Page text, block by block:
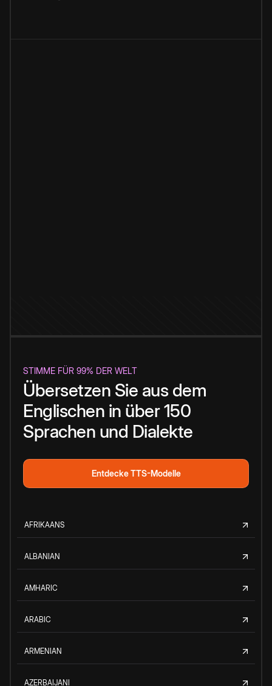
STIMME FÜR 99% DER WELT
Übersetzen Sie aus dem
Englischen in über 150
Sprachen und Dialekte
Entdecke TTS-Modelle
AFRIKAANS
ALBANIAN
AMHARIC
ARABIC
ARMENIAN
AZERBAIJANI